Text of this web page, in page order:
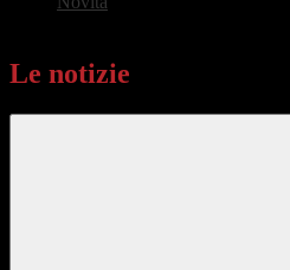
Le notizie